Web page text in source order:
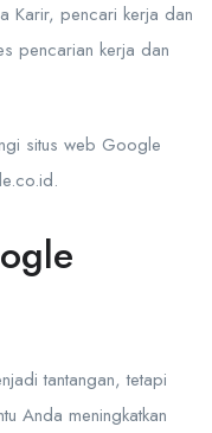
Karir, pencari kerja dan
pencarian kerja dan
situs web Google
tantangan, tetapi
Anda meningkatkan